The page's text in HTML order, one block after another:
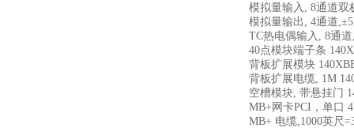
模拟量输入, 8通道双
模拟量输出, 4通道
TC热电偶输入, 8通
40点模块端子条
背板扩展模块
背板扩展电缆, 1M
空槽模块, 带悬挂门
MB+网卡PCI，单口
MB+ 电缆,1000英尺